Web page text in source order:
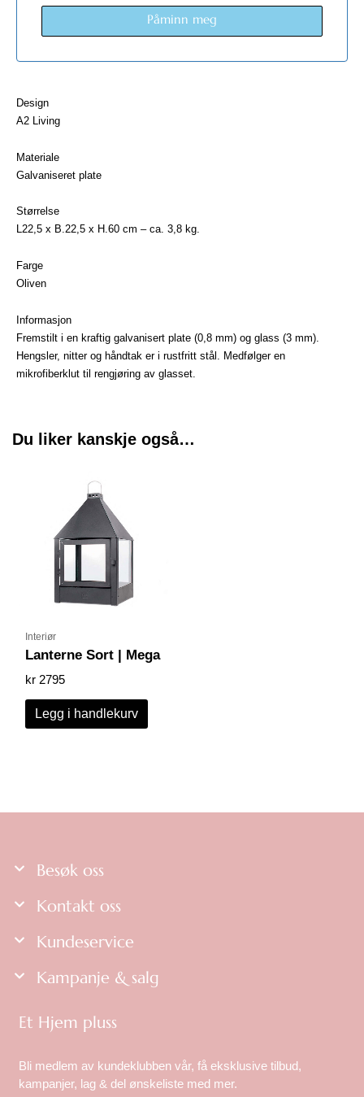
Påminn meg
Design
A2 Living
Materiale
Galvaniseret plate
Størrelse
L22,5 x B.22,5 x H.60 cm – ca. 3,8 kg.
Farge
Oliven
Informasjon
Fremstilt i en kraftig galvanisert plate (0,8 mm) og glass (3 mm).
Hengsler, nitter og håndtak er i rustfritt stål. Medfølger en
mikrofiberklut til rengjøring av glasset.
Du liker kanskje også…
Interiør
Lanterne Sort | Mega
kr 2795
Legg i handlekurv
Besøk oss
Kontakt oss
Kundeservice
Kampanje & salg
Et Hjem pluss
Bli medlem av kundeklubben vår, få eksklusive tilbud,
kampanjer, lag & del ønskeliste med mer.